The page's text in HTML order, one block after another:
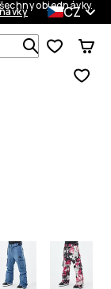
objednávky.
CZ
Vyhledávej